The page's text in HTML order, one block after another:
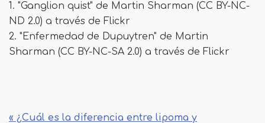
1. "Ganglion quist" de Martin Sharman (CC BY-NC-
ND 2.0) a través de Flickr
2. "Enfermedad de Dupuytren" de Martin
Sharman (CC BY-NC-SA 2.0) a través de Flickr
« ¿Cuál es la diferencia entre lipoma y